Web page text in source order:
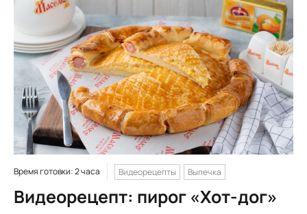
Время готовки: 2 часа Видеорецепты Выпечка
Видеорецепт: пирог «Хот-дог»